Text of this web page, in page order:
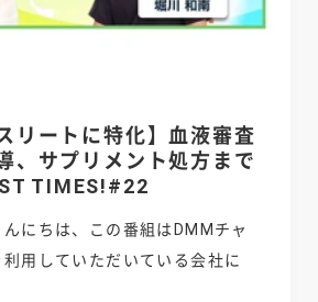
リートに特化】血液審査
、サプリメント処方まで
TIMES!#22
にちは、この番組はDMMチャ
用していただいている会社に